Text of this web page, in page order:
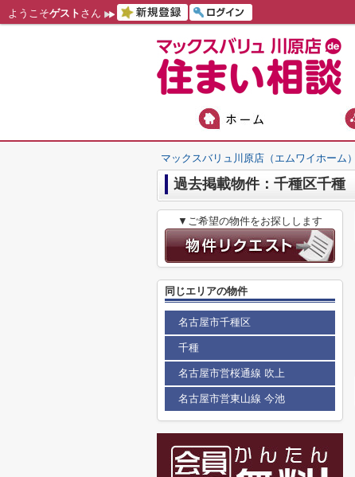
ようこそゲスト さん
マックスバリュ川原店（エムワイホーム）
過去掲載物件：千種区千種
▼ご希望の物件をお探しします
同じエリアの物件
名古屋市千種区
千種
名古屋市営桜通線 吹上
名古屋市営東山線 今池